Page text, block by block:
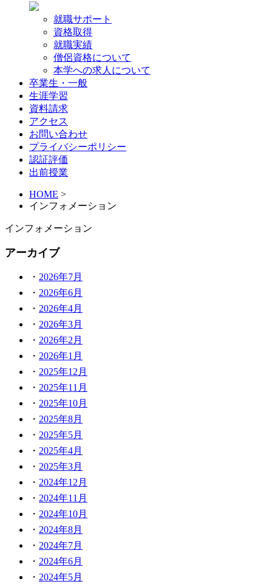
就職サポート
資格取得
就職実績
僧侶資格について
本学への求人について
卒業生・一般
生涯学習
資料請求
アクセス
お問い合わせ
プライバシーポリシー
認証評価
出前授業
HOME >
インフォメーション
インフォメーション
アーカイブ
2026年7月
2026年6月
2026年4月
2026年3月
2026年2月
2026年1月
2025年12月
2025年11月
2025年10月
2025年8月
2025年5月
2025年4月
2025年3月
2024年12月
2024年11月
2024年10月
2024年8月
2024年7月
2024年6月
2024年5月